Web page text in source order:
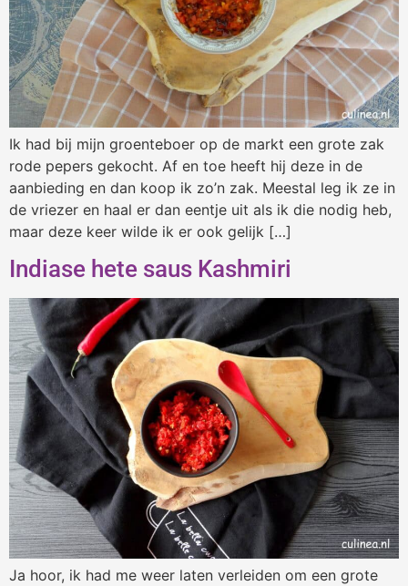
Ik had bij mijn groenteboer op de markt een grote zak
rode pepers gekocht. Af en toe heeft hij deze in de
aanbieding en dan koop ik zo’n zak. Meestal leg ik ze in
de vriezer en haal er dan eentje uit als ik die nodig heb,
maar deze keer wilde ik er ook gelijk […]
Indiase hete saus Kashmiri
Ja hoor, ik had me weer laten verleiden om een grote